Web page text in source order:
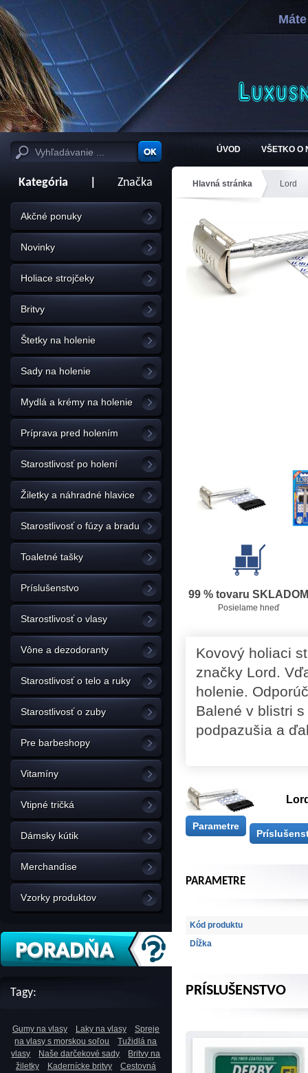
ÚVOD VŠETKO O
Kategória Značka
Akčné ponuky
Novinky
Holiace strojčeky
Britvy
Štetky na holenie
Sady na holenie
Mydlá a krémy na holenie
Príprava pred holením
Starostlivosť po holení
Žiletky a náhradné hlavice
Starostlivosť o fúzy a bradu
Toaletné tašky
Príslušenstvo
Starostlivosť o vlasy
Vône a dezodoranty
Starostlivosť o telo a ruky
Starostlivosť o zuby
Pre barbeshopy
Vitamíny
Vtipné tričká
Dámsky kútik
Merchandise
Vzorky produktov
Tagy:
Gumy na vlasy Laky na vlasy
Spreje
na vlasy s morskou soľou
Tužidlá na
vlasy
Naše darčekové sady
Britvy na
žiletky
Kadernícke britvy
Cestovná
Hlavná stránka Lord
99 % tovaru SKLADOM
Posielame hneď
Kovový holiaci
značky Lord.
holenie.
Balené v blistri
podpazušia a
Parametre
PARAMETRE
Kód produktu
Dĺžka
PRÍSLUŠENSTVO